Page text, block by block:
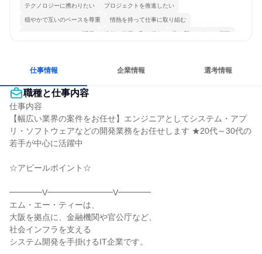
テクノロジーに携わりたい プロジェクトを推進したい
穏やかで互いのペースを尊重 情熱を持って仕事に取り組む
コミュニケーションが活発 冷静に仕事に取り組む 常に新しいものに挑戦
仕事情報 企業情報 選考情報
職種と仕事内容
仕事内容
【幅広い業界の案件をお任せ】エンジニアとしてシステム・アプ
リ・ソフトウェアなどの開発業務をお任せします ★20代～30代の
若手が中心に活躍中
☆アピールポイント☆
━━━━V━━━━━━━━V━━━━
エム・エー・ティーは、
大阪を拠点に、金融機関や官公庁など、
社会インフラを支える
システム開発を手掛けるIT企業です。